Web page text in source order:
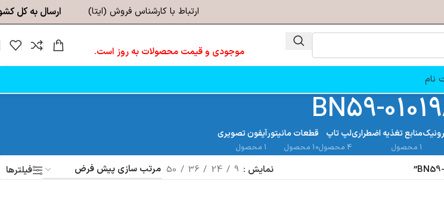
ارتباط با کارشناس فروش (ایتا) ارسال به کل
موجودی و قیمت محصولات به روز است.
نام
BN59-
منابع تغذیه اضطراری
1 محصول
لپ تاپ
4 محصول
قطعات مانیتور
10 محصول
آیفون تصویری
1 محصول
نمایش 9
24
36
50 فیلترها